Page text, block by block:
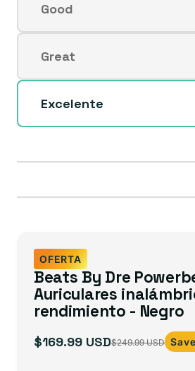
Good
Variante
agotada
o
no
disponible
Great
Variante
agotada
o
no
disponible
Excelente
OFERTA
Beats By Dre
Auriculares
rendimiento - Negro
Precio
$169.99 USD
Precio
$249.99 USD